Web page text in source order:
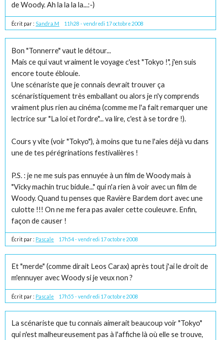
de Woody. Ah la la la la...:-)
Écrit par : Sandra.M 11h28 -vendredi 17 octobre 2008
Bon "Tonnerre" vaut le détour...
Mais ce qui vaut vraiment le voyage c'est "Tokyo !", j'en suis
encore toute éblouie.
Une scénariste que je connais devrait trouver ça
scénaristiquement très emballant ou alors je n'y comprends
vraiment plus rien au cinéma (comme me l'a fait remarquer une
lectrice sur "La loi et l'ordre"... va lire, c'est à se tordre !).
Cours y vite (voir "Tokyo"), à moins que tu ne l'aies déjà vu dans
une de tes pérégrinations festivalières !
P.S. : je ne me suis pas ennuyée à un film de Woody mais à
"Vicky machin truc bidule..." qui n'a rien à voir avec un film de
Woody. Quand tu penses que Ravière Bardem dort avec une
culotte !!! On ne me fera pas avaler cette couleuvre. Enfin,
façon de causer !
Écrit par : Pascale 17h54-vendredi 17 octobre 2008
Et "merde" (comme dirait Leos Carax) après tout j'ai le droit de
m'ennuyer avec Woody si je veux non ?
Écrit par : Pascale 17h55 -vendredi 17 octobre 2008
La scénariste que tu connais aimerait beaucoup voir "Tokyo"
qui n'est malheureusement pas à l'affiche là où elle se trouve,